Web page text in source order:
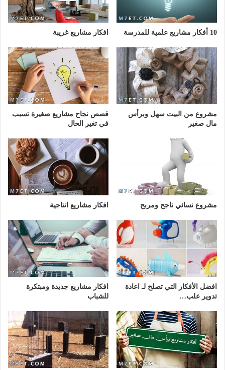
10 أفكار مشاريع علمية للمدرسة افكار مشاريع غريبة
مشروع من البيت سهل وبرأس
مال صغير
قصص نجاح مشاريع صغيرة تسبب
في تغير الحال
مشروع نسائي ناجح ومربح افكار مشاريع انتاجية
افضل الأفكار التي تصلح لـ اعادة
تدوير علب…
افكار مشاريع جديدة ومبتكرة
للشباب